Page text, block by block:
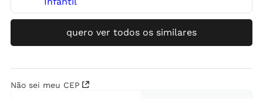
quero ver todos os similares
Não sei meu CEP